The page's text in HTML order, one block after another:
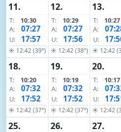
11.
T:
10:30
A:
07:27
U: 17:57
☀ 12:42 (39°)
12.
T:
10:29
A:
07:27
U: 17:56
☀ 12:42 (38°)
13.
T:
10:27
A:
U:
☀ 12:42
18.
T:
10:20
A:
07:32
U: 17:52
☀ 12:42 (37°)
19.
T:
10:19
A:
07:32
U: 17:52
☀ 12:42 (37°)
20.
T:
10:17
A:
U:
☀ 12:42
25. 26. 27.